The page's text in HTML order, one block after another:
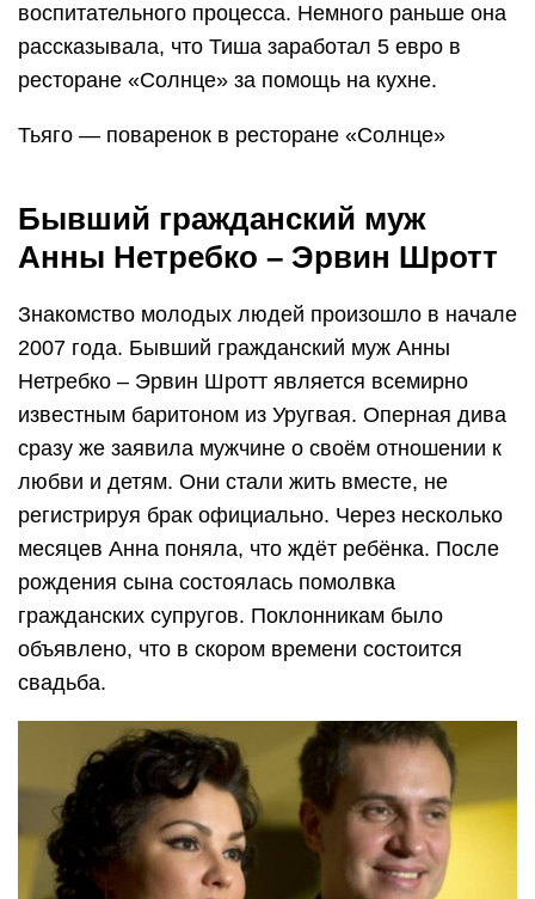
воспитательного процесса. Немного раньше она
рассказывала, что Тиша заработал 5 евро в
ресторане «Солнце» за помощь на кухне.
Тьяго — поваренок в ресторане «Солнце»
Бывший гражданский муж
Анны Нетребко – Эрвин Шротт
Знакомство молодых людей произошло в начале
2007 года. Бывший гражданский муж Анны
Нетребко – Эрвин Шротт является всемирно
известным баритоном из Уругвая. Оперная дива
сразу же заявила мужчине о своём отношении к
любви и детям. Они стали жить вместе, не
регистрируя брак официально. Через несколько
месяцев Анна поняла, что ждёт ребёнка. После
рождения сына состоялась помолвка
гражданских супругов. Поклонникам было
объявлено, что в скором времени состоится
свадьба.